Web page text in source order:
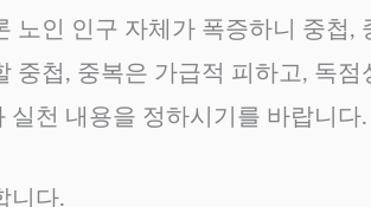
인 인구 자체가 폭증하니 중첩,
첩, 중복은 가급적 피하고, 독점
천 내용을 정하시기를 바랍니다.
니다.